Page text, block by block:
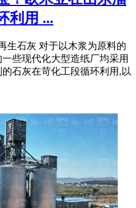
利用 ...
生石灰 对于以木浆为原料的
些现代化大型造纸厂均采用
石灰在苛化工段循环利用,以